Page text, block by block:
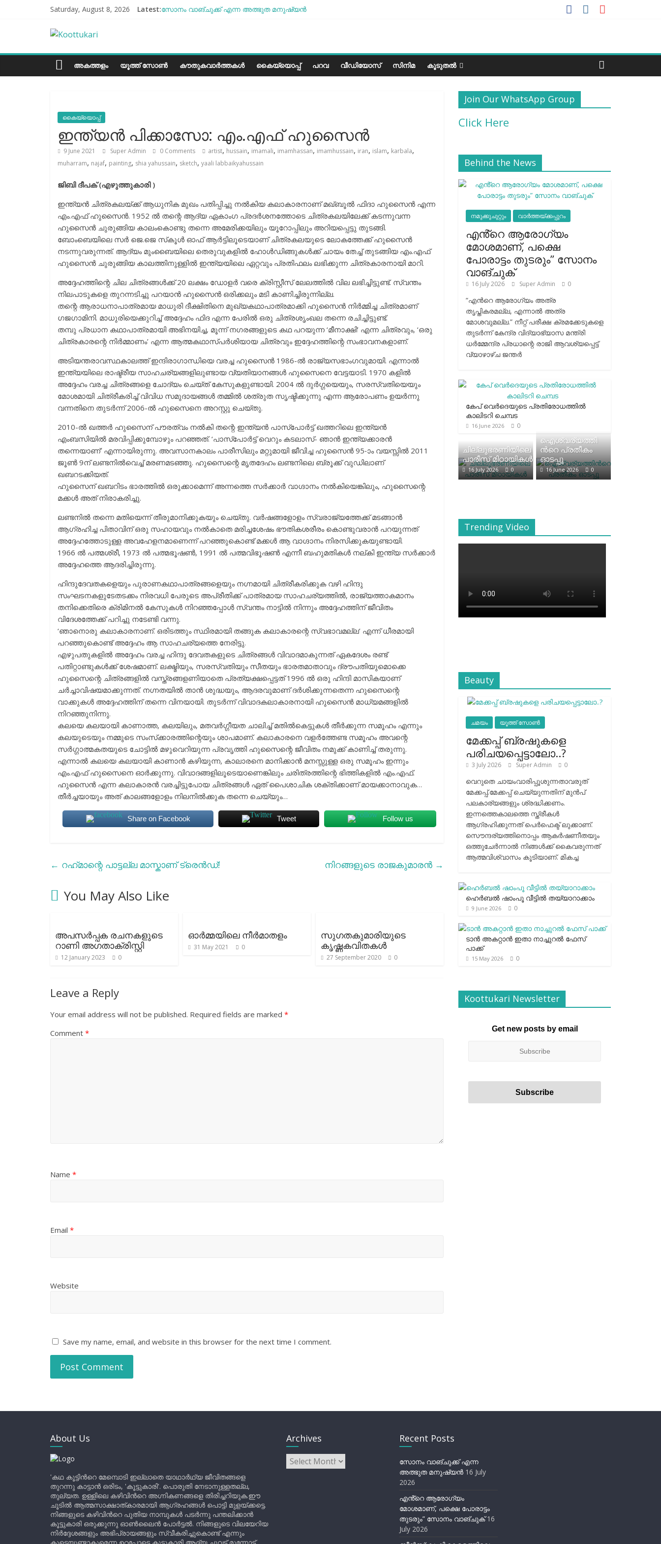
Saturday, August 8, 2026 Latest:സോനം വാങ്ചുക്ക് എന്ന അത്ഭുത മനുഷ്യന്‍
ചില്ലുഭരണിയിലെ പാരീസ് മിഠായികള്‍
Koottukari
Kottukariഅകത്തളം യൂത്ത് സോൺ കൗതുകവാർത്തകൾ കൈയ്യൊപ്പ് പറവ വീഡിയോസ് സിനിമ കൂടുതൽ
കൈയ്യൊപ്പ്
ഇന്ത്യന്‍ പിക്കാസോ: എം.എഫ് ഹുസൈന്‍
9 June 2021 Super Admin 0 Comments artist, hussain, imamali, imamhassan, imamhussain, iran, islam, karbala,
muharram, najaf, painting, shia yahussain, sketch, yaali labbaikyahussain
ജിബി ദീപക് (എഴുത്തുകാരി )
ഇന്ത്യന്‍ ചിത്രകലയ്ക്ക് ആധുനിക മുഖം പതിപ്പിച്ചു നല്‍കിയ കലാകാരനാണ് മഖ്ബൂല്‍ ഫിദാ ഹുസൈന്‍ എന്ന
എം.എഫ് ഹുസൈന്‍. 1952 ല്‍ തന്റെ ആദ്യ ഏകാംഗ പ്രദര്‍ശനത്തോടെ ചിത്രകലയിലേക്ക് കടന്നുവന്ന
ഹുസൈന്‍ ചുരുങ്ങിയ കാലംകൊണ്ടു തന്നെ അമേരിക്കയിലും യൂറോപ്പിലും അറിയപ്പെട്ടു തുടങ്ങി.
ബോംബെയിലെ സര്‍ ജെ.ജെ സ്‌കൂള്‍ ഓഫ് ആര്‍ട്ടിലൂടെയാണ് ചിത്രകലയുടെ ലോകത്തേക്ക് ഹുസൈന്‍
നടന്നുവരുന്നത്. ആദ്യം മുംബൈയിലെ തെരുവുകളില്‍ ഹോള്‍ഡിങ്ങുകള്‍ക്ക് ചായം തേച്ച് തുടങ്ങിയ എം.എഫ്
ഹുസൈന്‍ ചുരുങ്ങിയ കാലത്തിനുള്ളില്‍ ഇന്ത്യയിലെ ഏറ്റവും പ്രതിഫലം ലഭിക്കുന്ന ചിത്രകാരനായി മാറി.
അദ്ദേഹത്തിന്റെ ചില ചിത്രങ്ങള്‍ക്ക് 20 ലക്ഷം ഡോളര്‍ വരെ ക്രിസ്റ്റീസ് ലേലത്തില്‍ വില ലഭിച്ചിട്ടുണ്ട്. സ്വന്തം
നിലപാടുകളെ തുറന്നടിച്ചു പറയാന്‍ ഹുസൈന്‍ ഒരിക്കലും മടി കാണിച്ചിരുന്നില്ല.
തന്റെ ആരാധനാപാത്രമായ മാധുരി ദീക്ഷിതിനെ മുഖ്യകഥാപാത്രമാക്കി ഹുസൈന്‍ നിര്‍മ്മിച്ച ചിത്രമാണ്
ഗജഗാമിനി. മാധുരിയെക്കുറിച്ച് അദ്ദേഹം ഫിദ എന്ന പേരില്‍ ഒരു ചിത്രശൃംഖല തന്നെ രചിച്ചിട്ടുണ്ട്.
തമ്പു പ്രധാന കഥാപാത്രമായി അഭിനയിച്ച, മൂന്ന് നഗരങ്ങളുടെ കഥ പറയുന്ന ‘മീനാക്ഷി’ എന്ന ചിത്രവും, ‘ഒരു
ചിത്രകാരന്റെ നിര്‍മ്മാണം’ എന്ന ആത്മകഥാസ്പര്‍ശിയായ ചിത്രവും ഇദ്ദേഹത്തിന്റെ സംഭാവനകളാണ്.
അടിയന്തരാവസ്ഥകാലത്ത് ഇന്ദിരാഗാന്ധിയെ വരച്ച ഹുസൈന്‍ 1986-ല്‍ രാജ്യസഭാംഗവുമായി. എന്നാല്‍
ഇന്ത്യയിലെ രാഷ്ട്രീയ സാഹചര്യങ്ങളിലുണ്ടായ വ്യതിയാനങ്ങള്‍ ഹുസൈനെ വേട്ടയാടി. 1970 കളില്‍
അദ്ദേഹം വരച്ച ചിത്രങ്ങളെ ചോദ്യം ചെയ്ത് കേസുകളുണ്ടായി. 2004 ല്‍ ദുര്‍ഗ്ഗയെയും, സരസ്വതിയെയും
മോശമായി ചിത്രീകരിച്ച് വിവിധ സമുദായങ്ങള്‍ തമ്മില്‍ ശത്രുത സൃഷ്ടിക്കുന്നു എന്ന ആരോപണം ഉയര്‍ന്നു
വന്നതിനെ തുടര്‍ന്ന് 2006-ല്‍ ഹുസൈനെ അറസ്റ്റു ചെയ്തു.
2010-ല്‍ ഖത്തര്‍ ഹുസൈന് പൗരത്വം നല്‍കി തന്റെ ഇന്ത്യന്‍ പാസ്‌പോര്‍ട്ട് ഖത്തറിലെ ഇന്ത്യന്‍
എംബസിയില്‍ മരവിപ്പിക്കുമ്പോഴും പറഞ്ഞത്. ‘പാസ്‌പോര്‍ട്ട് വെറും കടലാസ്- ഞാന്‍ ഇന്ത്യക്കാരന്‍
തന്നെയാണ്’ എന്നായിരുന്നു. അവസാനകാലം പാരീസിലും മറ്റുമായി ജീവിച്ച ഹുസൈന്‍ 95-ാം വയസ്സില്‍ 2011
ജൂണ്‍ 9ന് ലണ്ടനില്‍വെച്ച് മരണമടഞ്ഞു. ഹുസൈന്റെ മൃതദേഹം ലണ്ടനിലെ ബ്രൂക്ക് വുഡിലാണ്
ഖബറടക്കിയത്.
ഹുസൈന് ഖബറിടം ഭാരത്തില്‍ ഒരുക്കാമെന്ന് അന്നത്തെ സര്‍ക്കാര്‍ വാഗ്ദാനം നല്‍കിയെങ്കിലും, ഹുസൈന്റെ
മക്കള്‍ അത് നിരാകരിച്ചു.
ലണ്ടനില്‍ തന്നെ മതിയെന്ന് തീരുമാനിക്കുകയും ചെയ്തു. വര്‍ഷങ്ങളോളം സ്വരാജ്യത്തേക്ക് മടങ്ങാന്‍
ആഗ്രഹിച്ച പിതാവിന് ഒരു സഹായവും നല്‍കാതെ മരിച്ചശേഷം ഭൗതികശരീരം കൊണ്ടുവരാന്‍ പറയുന്നത്
അദ്ദേഹത്തോടുള്ള അവഹേളനമാണെന്ന് പറഞ്ഞുകൊണ്ട് മക്കള്‍ ആ വാഗ്ദാനം നിരസിക്കുകയുണ്ടായി.
1966 ല്‍ പത്മശ്രീ, 1973 ല്‍ പത്മഭൂഷണ്‍, 1991 ല്‍ പത്മവിഭൂഷണ്‍ എന്നീ ബഹുമതികള്‍ നല്കി ഇന്ത്യ സര്‍ക്കാര്‍
അദ്ദേഹത്തെ ആദരിച്ചിരുന്നു.
ഹിന്ദുദേവതകളെയും പുരാണകഥാപാത്രങ്ങളെയും നഗ്നമായി ചിത്രീകരിക്കുക വഴി ഹിന്ദു
സംഘടനകളുടേതടക്കം നിരവധി പേരുടെ അപ്രീതിക്ക് പാത്രമായ സാഹചര്യത്തില്‍, രാജ്യത്താകമാനം
തനിക്കെതിരെ ക്രിമിനല്‍ കേസുകള്‍ നിറഞ്ഞപ്പോള്‍ സ്വന്തം നാട്ടില്‍ നിന്നും അദ്ദേഹത്തിന് ജീവിതം
വിദേശത്തേക്ക് പറിച്ചു നടേണ്ടി വന്നു.
‘ഞാനൊരു കലാകാരനാണ്. ഒരിടത്തും സ്ഥിരമായി തങ്ങുക കലാകാരന്റെ സ്വഭാവമല്ല’ എന്ന് ധീരമായി
പറഞ്ഞുകൊണ്ട് അദ്ദേഹം ആ സാഹചര്യത്തെ നേരിട്ടു.
എഴുപതുകളില്‍ അദ്ദേഹം വരച്ച ഹിന്ദു ദേവതകളുടെ ചിത്രങ്ങള്‍ വിവാദമാകുന്നത് ഏകദേശം രണ്ട്
പതിറ്റാണ്ടുകള്‍ക്ക് ശേഷമാണ്. ലക്ഷ്മിയും, സരസ്വതിയും സീതയും ഭാരതമാതാവും ദ്രൗപതിയുമൊക്കെ
ഹുസൈന്റെ ചിത്രങ്ങളില്‍ വസ്ത്രങ്ങളണിയാതെ പ്രത്യക്ഷപ്പെട്ടത് 1996 ല്‍ ഒരു ഹിന്ദി മാസികയാണ്
ചര്‍ച്ചാവിഷയമാക്കുന്നത്. നഗ്നതയില്‍ താന്‍ ശുദ്ധയും, ആദരവുമാണ് ദര്‍ശിക്കുന്നതെന്ന ഹുസൈന്റെ
വാക്കുകള്‍ അദ്ദേഹത്തിന് തന്നെ വിനയായി. തുടര്‍ന്ന് വിവാദകലാകാരനായി ഹുസൈന്‍ മാധ്യമങ്ങളില്‍
നിറഞ്ഞുനിന്നു.
കലയെ കലയായി കാണാത്ത, കലയിലും, മതവര്‍ഗ്ഗീയത ചാലിച്ച് മതില്‍കെട്ടുകള്‍ തീര്‍ക്കുന്ന സമൂഹം എന്നും
കലയുടെയും നമ്മുടെ സംസ്‌ക്കാരത്തിന്റെയും ശാപമാണ്. കലാകാരനെ വളര്‍ത്തേണ്ട സമൂഹം അവന്റെ
സര്‍ഗ്ഗാത്മകതയുടെ ചോട്ടില്‍ മഴുവെറിയുന്ന പ്രവൃത്തി ഹുസൈന്റെ ജീവിതം നമുക്ക് കാണിച്ച് തരുന്നു.
എന്നാല്‍ കലയെ കലയായി കാണാന്‍ കഴിയുന്ന, കാലാരനെ മാനിക്കാന്‍ മനസ്സുള്ള ഒരു സമൂഹം ഇന്നും
എം.എഫ് ഹുസൈനെ ഓര്‍ക്കുന്നു. വിവാദങ്ങളിലൂടെയാണെങ്കിലും ചരിത്രത്തിന്റെ ഭിത്തികളില്‍ എം.എഫ്.
ഹുസൈന്‍ എന്ന കലാകാരന്‍ വരച്ചിട്ടുപോയ ചിത്രങ്ങള്‍ ഏത് പൈശാചിക ശക്തിക്കാണ് മായക്കാനാവുക…
തീര്‍ച്ചയായും അത് കാലങ്ങളോളം നിലനില്‍ക്കുക തന്നെ ചെയ്യും…
Share on Facebook Tweet Follow us
← റഹ്‌മാന്റെ പാട്ടല്ല മാസ്കാണ് ട്രെൻഡ്! നിറങ്ങളുടെ രാജകുമാരൻ →
You May Also Like
അപസര്‍പ്പക രചനകളുടെ
റാണി അഗതാക്രിസ്റ്റി
12 January 2023 0
ഓർമ്മയിലെ നീർമാതളം
31 May 2021 0
സുഗതകുമാരിയുടെ
കൃഷ്ണകവിതകൾ
27 September 2020 0
Leave a Reply
Your email address will not be published. Required fields are marked *
Comment *
Name *
Email *
Website
Save my name, email, and website in this browser for the next time I comment.
Join Our WhatsApp Group
Click Here
Behind the News
നമുക്കുചുറ്റും വാർത്തയ്ക്കപ്പുറം
എൻ്റെ ആരോഗ്യം
മോശമാണ്, പക്ഷെ
പോരാട്ടം തുടരും” സോനം
വാങ്ചുക്
16 July 2026 Super Admin 0
“എന്‍റെ ആരോഗ്യം അത്ര
തൃപ്തികരമല്ല, എന്നാൽ അത്ര
മോശവുമല്ല.” നീറ്റ് പരീക്ഷ ക്രമക്കേടുകളെ
തുടർന്ന് കേന്ദ്ര വിദ്യാഭ്യാസ മന്ത്രി
ധർമ്മേന്ദ്ര പ്രധാന്റെ രാജി ആവശ്യപ്പെട്ട്
വ്യാഴാഴ്ച ജന്തർ
കേപ് വെര്‍ദെയുടെ പ്രതിരോധത്തില്‍
കാലിടറി ചെമ്പട
16 June 2026 0
ചില്ലുഭരണിയിലെ
പാരീസ് മിഠായികള്‍
16 July 2026 0
ഐശ്വര്യത്തി
ന്‍റെ പ്രതീകം
ഓടപ്പൂ
16 June 2026 0
Trending Video
Beauty
ചമയം യൂത്ത് സോൺ
മേക്കപ്പ് ബ്രഷുകളെ
പരിചയപ്പെട്ടാലോ..?
3 July 2026 Super Admin 0
വെറുതെ ചായംവാരിപ്പൂശുന്നതാവരുത്
മേക്കപ്പ്.മേക്കപ്പ് ചെയ്യുന്നതിന് മുന്‍പ്
പലകാര്യങ്ങളും ശ്രദ്ധിക്കണം.
ഇന്നത്തെകാലത്തെ സ്ത്രീകള്‍
ആഗ്രഹിക്കുന്നത് പെര്‍ഫെക്ട് ലുക്കാണ്.
സൌന്ദര്യത്തിനൊപ്പം ആകര്‍ഷണീതയും
ഒത്തുചേര്‍ന്നാല്‍ നിങ്ങള്‍ക്ക് കൈവരുന്നത്
ആത്മവിശ്വാസം കൂടിയാണ്. മികച്ച
ഹെര്‍ബല്‍ ഷാംപൂ വീട്ടില്‍ തയ്യാറാക്കാം
9 June 2026 0
ടാന്‍ അകറ്റാന്‍ ഇതാ നാച്ചുറല്‍ ഫേസ്
പാക്ക്
15 May 2026 0
Koottukari Newsletter
Get new posts by email
About Us
'കഥ കൂട്ടിന്‍റെ മേമ്പൊടി ഇല്ലാതെ യാഥാർഥ്യ ജീവിതങ്ങളെ
തുറന്നു കാട്ടാൻ ഒരിടം, 'കൂട്ടുകാരി'. പൊരുതി നേടാനുള്ളതല്ല,
തുല്യത. ഉള്ളിലെ കഴിവിന്‍റെ അഗ്നികണങ്ങളെ തിരിച്ചറിയുക.ഈ
ചൂടിൽ ആത്മസാക്ഷാത്കാരമായി ആഗ്രഹങ്ങൾ പൊട്ടി മുളയ്ക്കട്ടെ.
നിങ്ങളുടെ കഴിവിന്‍റെ പുതിയ നാമ്പുകൾ പടർന്നു പന്തലിക്കാൻ
കൂട്ടുകാരി ഒരുക്കുന്നു ഓൺലൈൻ പോർട്ടൽ. നിങ്ങളുടെ വിലയേറിയ
നിർദ്ദേശങ്ങളും അഭിപ്രായങ്ങളും സ്വീകരിച്ചുകൊണ്ട് എന്നും
Archives
Archives
Recent Posts
സോനം വാങ്ചുക്ക് എന്ന
അത്ഭുത മനുഷ്യന്‍ 16 July
2026
എൻ്റെ ആരോഗ്യം
മോശമാണ്, പക്ഷെ പോരാട്ടം
തുടരും” സോനം വാങ്ചുക് 16
July 2026